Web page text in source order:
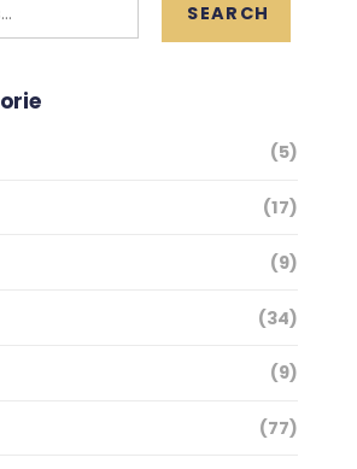
SEARCH
(5)
(17)
(9)
(34)
(9)
(77)